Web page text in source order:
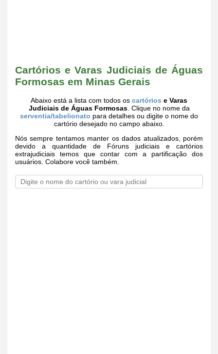
Cartórios e Varas Judiciais de Águas
Formosas em Minas Gerais
Abaixo está a lista com todos os cartórios e Varas
Judiciais de Águas Formosas. Clique no nome da
serventia/tabelionato para detalhes ou digite o nome do
cartório desejado no campo abaixo.
Nós sempre tentamos manter os dados atualizados, porém
devido a quantidade de Fóruns judiciais e cartórios
extrajudiciais temos que contar com a partificação dos
usuários. Colabore você também.